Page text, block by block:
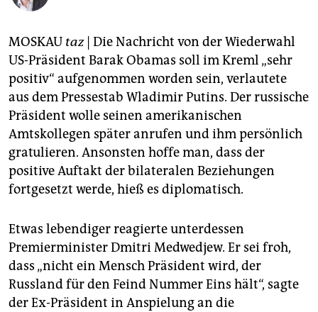
unterstützen
abo
genossenschaft
epaper login
MOSKAU taz| Die Nachricht von der Wiederwahl
US-Präsident Barak Obamas soll im Kreml „sehr
positiv“ aufgenommen worden sein, verlautete
aus dem Pressestab Wladimir Putins. Der russische
Präsident wolle seinen amerikanischen
Amtskollegen später anrufen und ihm persönlich
gratulieren. Ansonsten hoffe man, dass der
positive Auftakt der bilateralen Beziehungen
fortgesetzt werde, hieß es diplomatisch.
Etwas lebendiger reagierte unterdessen
Premierminister Dmitri Medwedjew. Er sei froh,
dass „nicht ein Mensch Präsident wird, der
Russland für den Feind Nummer Eins hält“, sagte
der Ex-Präsident in Anspielung an die